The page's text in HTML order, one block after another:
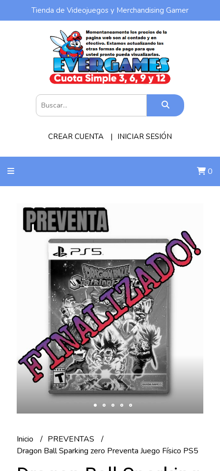
Tienda de Videojuegos y Merchandising Gamer
CREAR CUENTA INICIAR SESIÓN
0
Inicio
PREVENTAS
Dragon Ball Sparking zero Preventa Juego Físico PS5